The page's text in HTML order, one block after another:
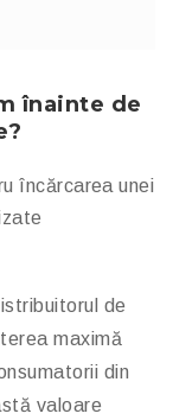
înainte de
încărcarea unei
de
maximă
din
valoare